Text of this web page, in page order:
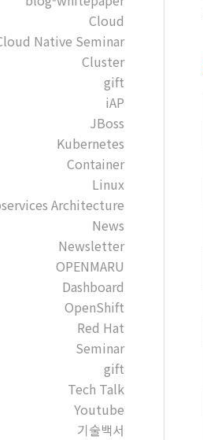
Cloud
Native Seminar
Cluster
gift
iAP
JBoss
Kubernetes
Container
Linux
Architecture
News
Newsletter
OPENMARU
Dashboard
OpenShift
Red Hat
Seminar
gift
Tech Talk
Youtube
기술백서